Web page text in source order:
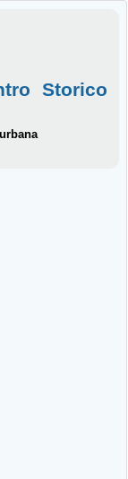
Storico